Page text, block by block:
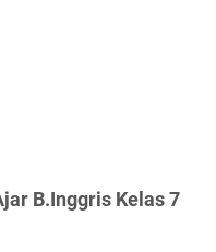
B.Inggris Kelas 7